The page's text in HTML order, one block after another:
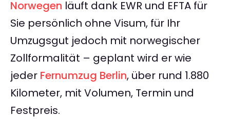
Norwegen läuft dank EWR und EFTA für
Sie persönlich ohne Visum, für Ihr
Umzugsgut jedoch mit norwegischer
Zollformalität – geplant wird er wie
jeder Fernumzug Berlin, über rund 1.880
Kilometer, mit Volumen, Termin und
Festpreis.